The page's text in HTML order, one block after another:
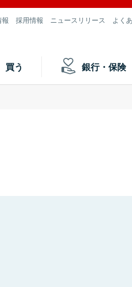
採用情報 ニュースリリース よく
買う 銀行・保険